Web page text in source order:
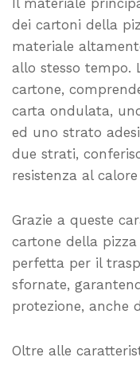
Il materiale
dei cartoni della
materiale
allo stesso tempo.
cartone,
carta ondulata,
ed uno strato
due strati,
resistenza al
Grazie a queste
cartone della pizza
perfetta per il
sfornate,
protezione, anche
Oltre alle